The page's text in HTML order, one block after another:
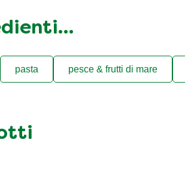
pasta pesce & frutti di mare